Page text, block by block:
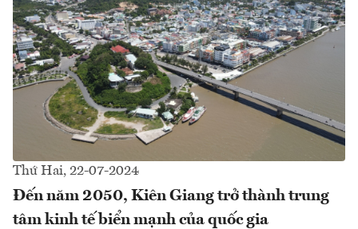
Thứ Hai, 22-07-2024
Đến năm 2050, Kiên Giang trở thành trung
tâm kinh tế biển mạnh của quốc gia